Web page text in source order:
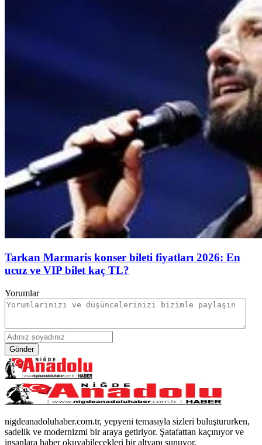
Tarkan Marmaris konser bileti fiyatları 2026: En
ucuz ve VIP bilet kaç TL?
Yorumlar
Gönder
nigdeanadoluhaber.com.tr, yepyeni temasıyla sizleri buluştururken,
sadelik ve modernizmi bir araya getiriyor. Şatafattan kaçınıyor ve
insanlara haber okuyabilecekleri bir altyapı sunuyor.